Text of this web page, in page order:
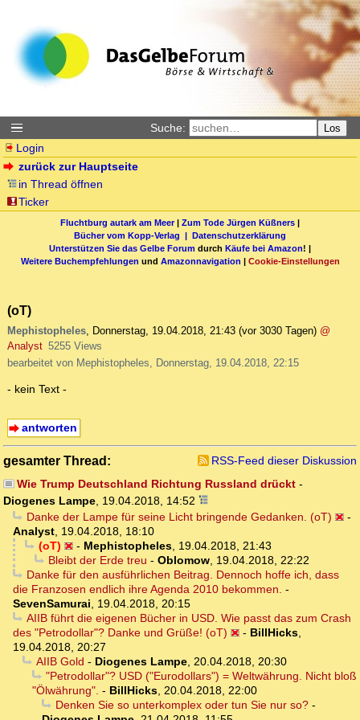
Suche: Los
Login
zurück zur Hauptseite
in Thread öffnen
Ticker
Fluchtburg autark am Meer| Zum Tode Jürgen Küßners |
Bücher vom Kopp-Verlag | Datenschutzerklärung
Unterstützen Sie das Gelbe Forum durch Käufe bei Amazon! |
Weitere Buchempfehlungen und Amazonnavigation | Cookie-Einstellungen
(oT)
Mephistopheles, Donnerstag, 19.04.2018, 21:43 (vor 3030 Tagen) @
Analyst 5255 Views
bearbeitet von Mephistopheles, Donnerstag, 19.04.2018, 22:15
- kein Text -
antworten
gesamter Thread:
RSS-Feed dieser Diskussion
Wie Trump Deutschland Richtung Russland drückt-
Diogenes Lampe, 19.04.2018, 14:52
Danke der Lampe für seine Licht bringende Gedanken. (oT)
-
Analyst, 19.04.2018, 18:10
(oT)
- Mephistopheles, 19.04.2018, 21:43
Bleibt der Erde treu - Oblomow, 19.04.2018, 22:22
Danke für den ausführlichen Beitrag. Dennoch hoffe ich, dass
die Franzosen endlich ihre Agenda 2010 bekommen. -
SevenSamurai, 19.04.2018, 20:15
AIIB führt die eigenen Bücher in USD. Wie passt das zum Crash
des "Petrodollar"? Danke und Grüße! (oT)
- BillHicks,
19.04.2018, 20:27
AIIB Gold - Diogenes Lampe, 20.04.2018, 20:30
"Petrodollar"? USD ("Eurodollars") = Weltwährung. Nicht bloß
"Ölwährung". - BillHicks, 20.04.2018, 22:00
Denken Sie so unterkomplex oder tun Sie nur so?-